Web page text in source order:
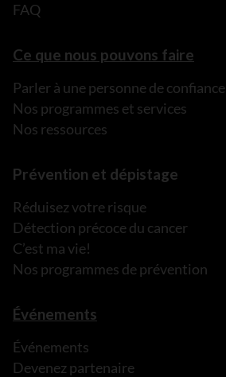
FAQ
Ce que nous pouvons faire
Parler à une personne de confiance
Nos programmes et services
Nos ressources
Prévention et dépistage
Réduisez votre risque
Détection précoce du cancer
C’est ma vie!
Nos programmes de prévention
Événements
Événements
Devenez partenaire